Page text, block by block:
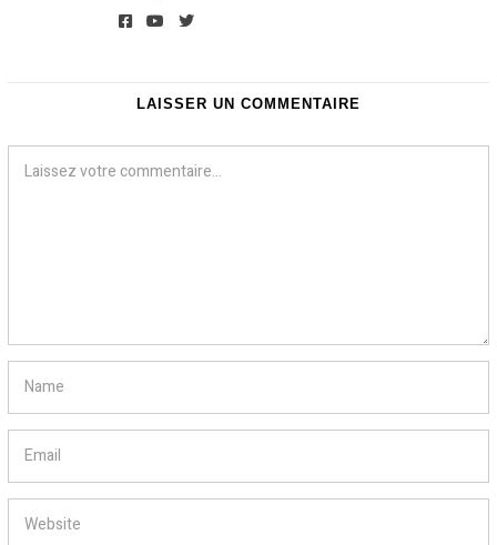
LAISSER UN COMMENTAIRE